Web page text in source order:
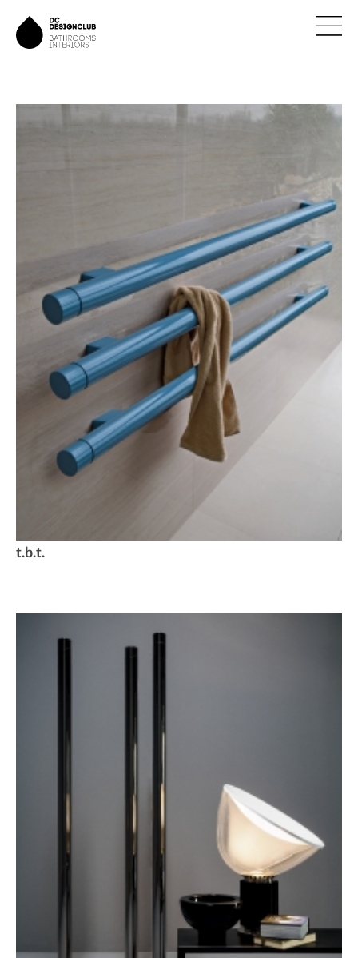
t.b.t.
ÚVOD
REALIZACE
KONTAKTY